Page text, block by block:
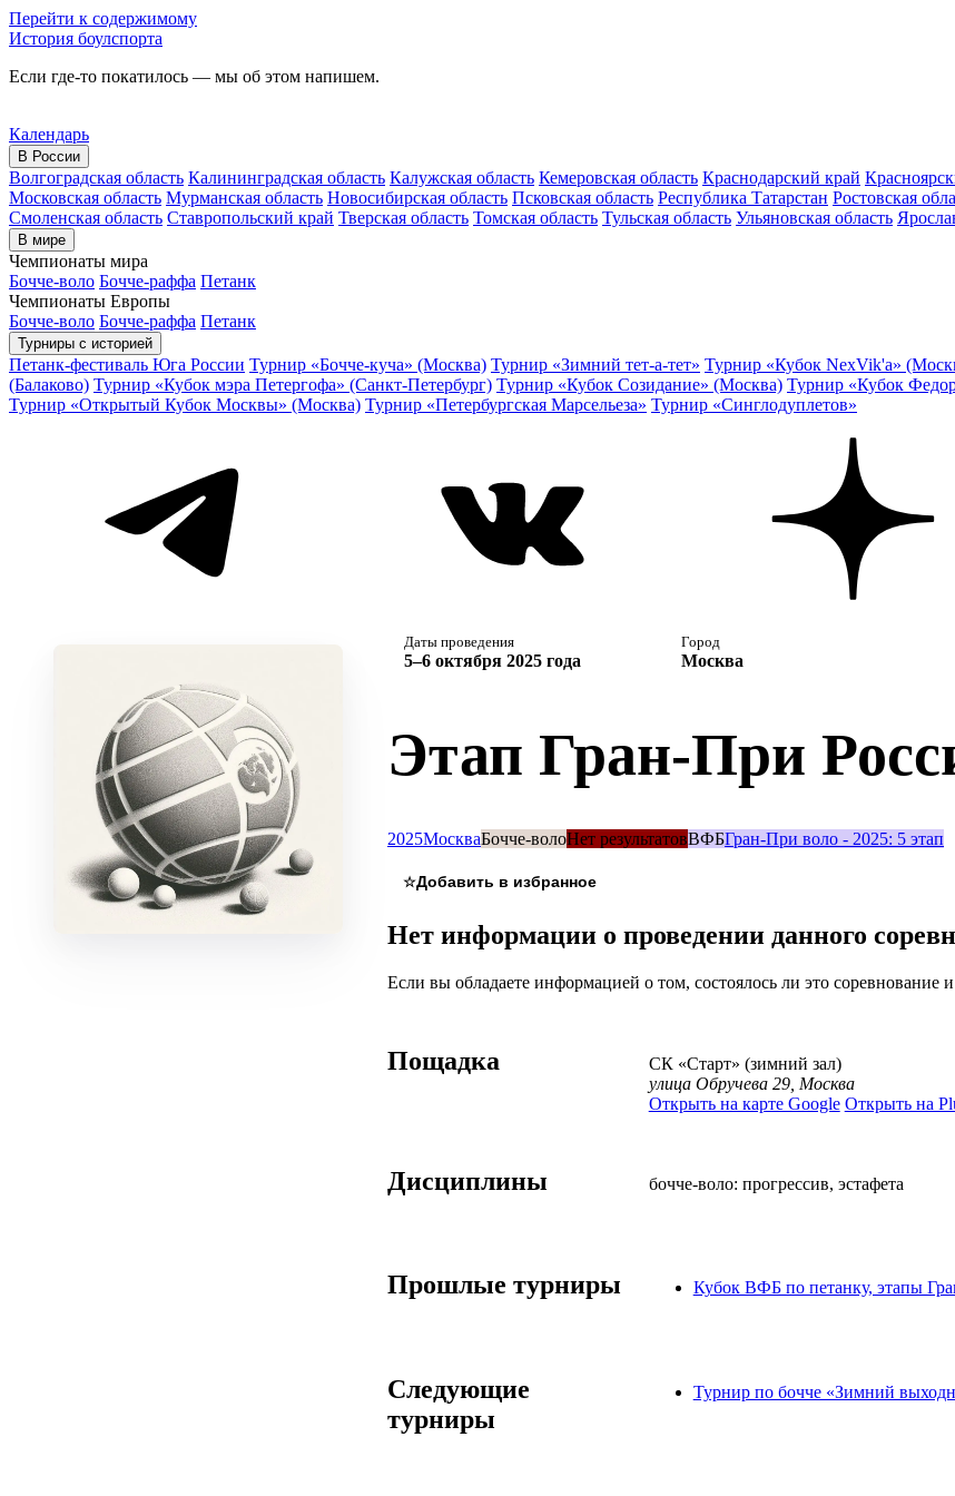
Перейти к содержимому
История боулспорта
Если где-то покатилось — мы об этом напишем.
Календарь
В России
Волгоградская область Калининградская область Калужская область Кемеровская область Краснодарский край
Московская область Мурманская область Новосибирская область Псковская область Республика Татарстан Ростовская
Смоленская область Ставропольский край Тверская область Томская область Тульская область Ульяновская область
В мире
Чемпионаты мира
Бочче-воло Бочче-раффа Петанк
Чемпионаты Европы
Бочче-воло Бочче-раффа Петанк
Турниры с историей
Петанк-фестиваль Юга России Турнир «Бочче-куча» (Москва) Турнир «Зимний тет-а-тет» Турнир «Кубок NexVik'a»
(Балаково) Турнир «Кубок мэра Петергофа» (Санкт-Петербург) Турнир «Кубок Созидание» (Москва) Турнир «Кубок
Турнир «Открытый Кубок Москвы» (Москва) Турнир «Петербургская Марсельеза» Турнир «Синглодуплетов»
Даты проведения
5–6 октября 2025 года
Город
Москва
Этап Гран-При
2025МоскваБочче-волоНет результатовВФБГран-При воло - 2025: 5 этап
☆
Нет информации о проведении данного
Если вы обладаете информацией о том, состоялось ли это соревнование
Пощадка
СК «Старт» (зимний зал)
улица Обручева 29, Москва
Открыть на карте Google Открыть на
Дисциплины бочче-воло: прогрессив, эстафета
Прошлые турниры Кубок ВФБ по петанку, этапы
Следующие
турниры
Турнир по бочче «Зимний